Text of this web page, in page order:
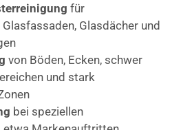
für
Glasdächer und
von Böden, Ecken, schwer
und stark
bei speziellen